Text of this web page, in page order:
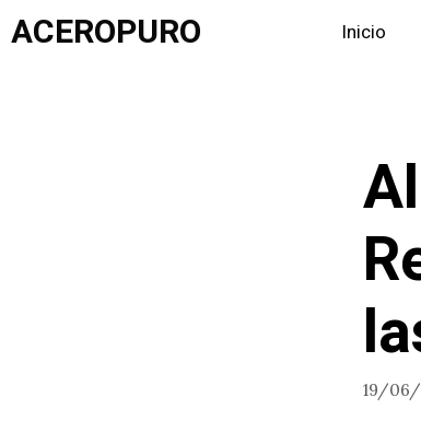
Saltar
alACEROPURO Inicio
19/